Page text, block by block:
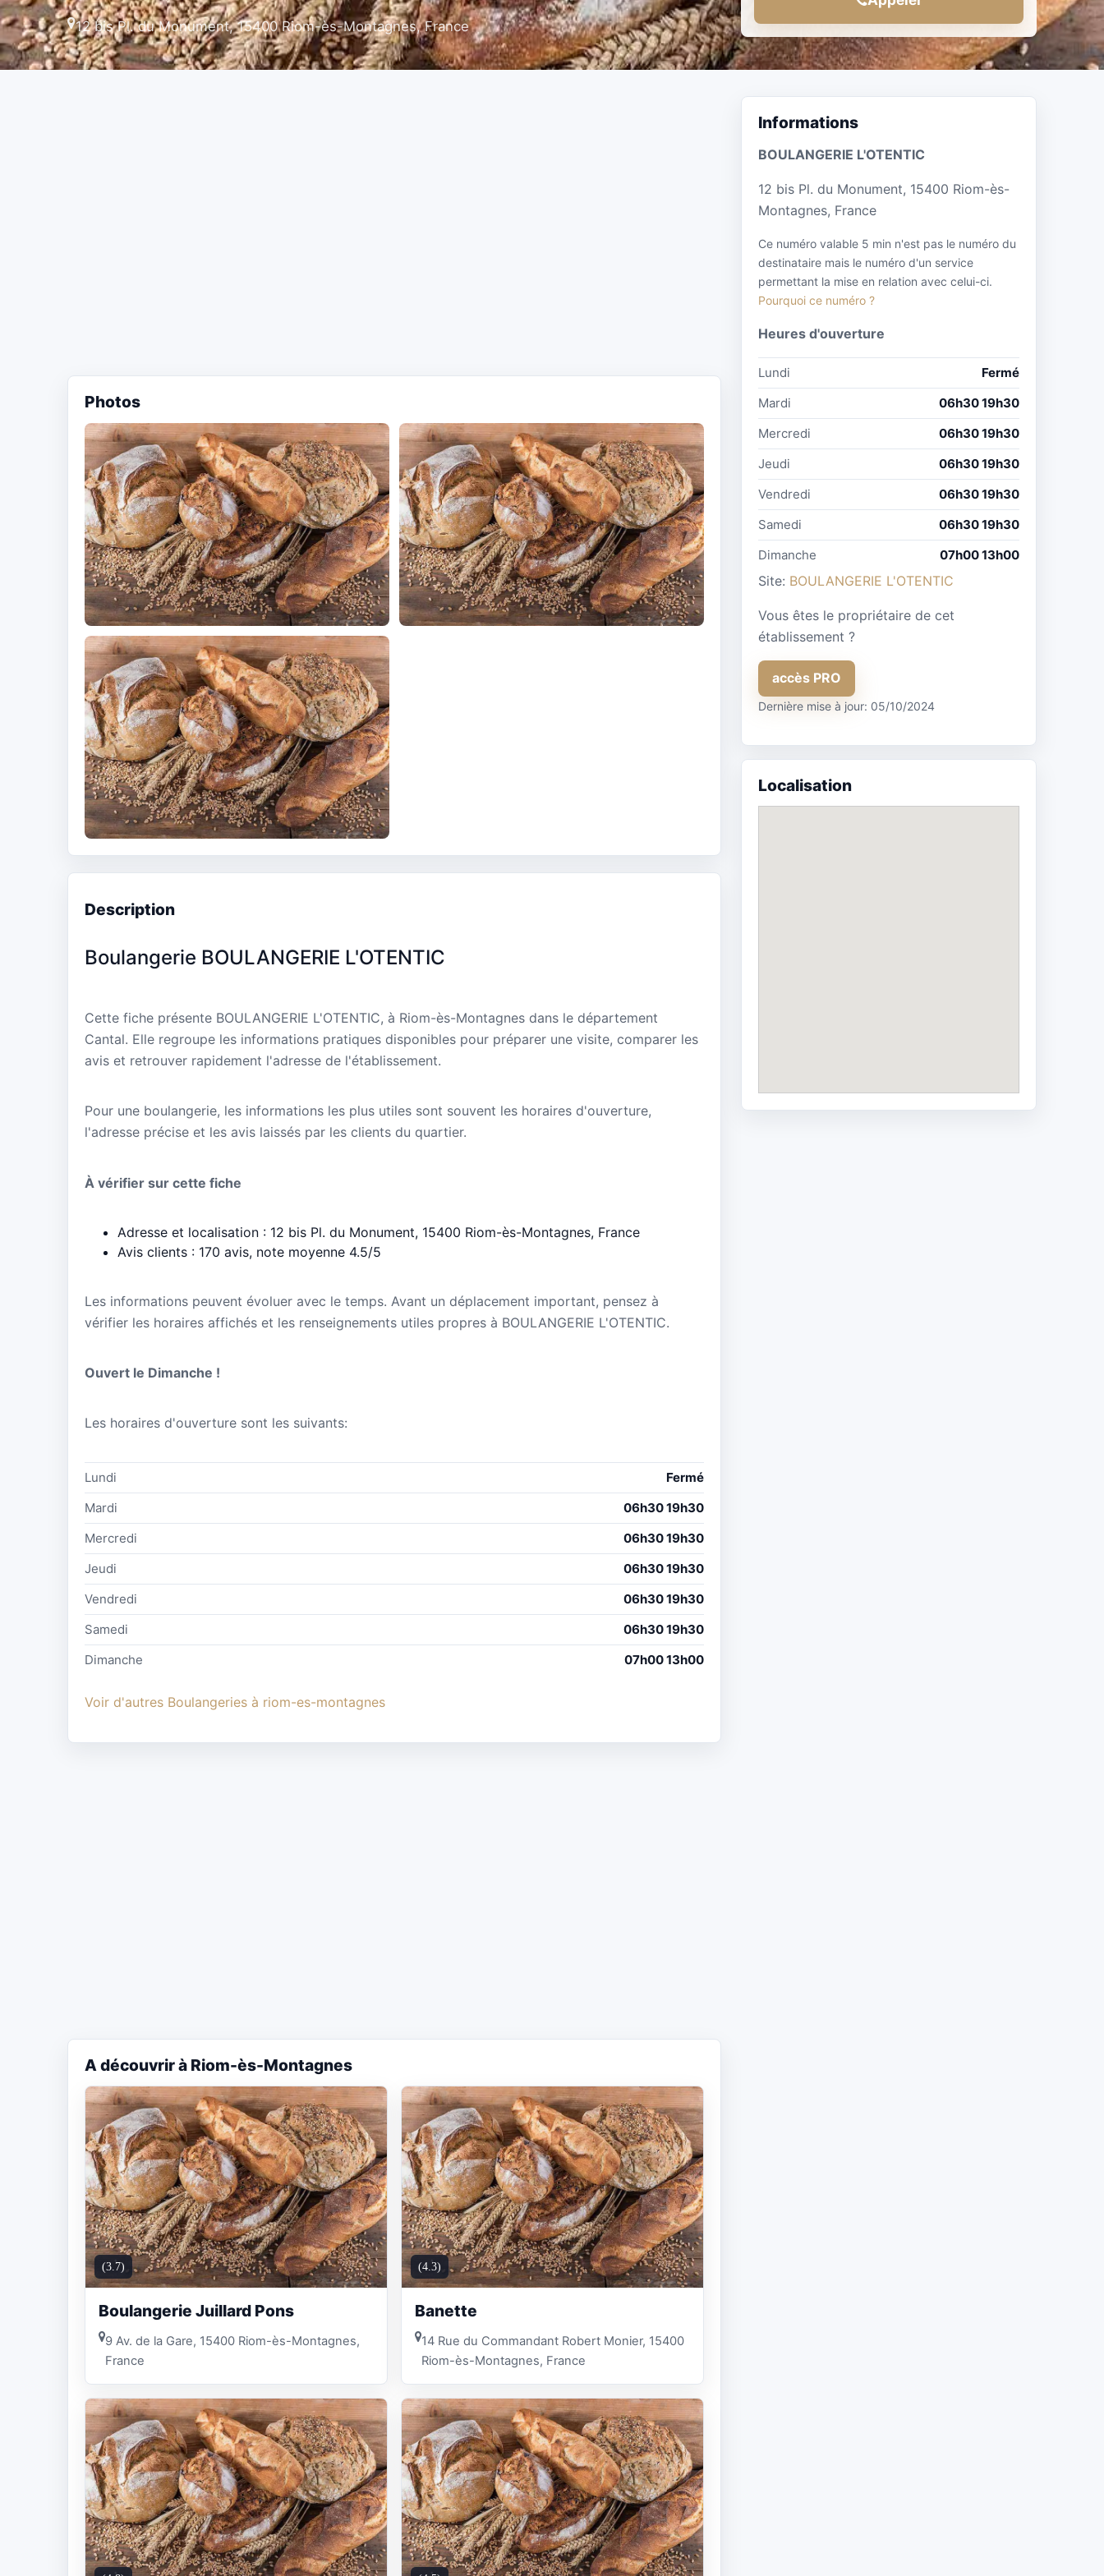
12 bis Pl. du Monument, 15400 Riom-ès-Montagnes, France
Photos
Description
Boulangerie BOULANGERIE L'OTENTIC
Cette fiche présente BOULANGERIE L'OTENTIC, à Riom-ès-Montagnes dans le département
Cantal. Elle regroupe les informations pratiques disponibles pour préparer une visite, comparer les
avis et retrouver rapidement l'adresse de l'établissement.
Pour une boulangerie, les informations les plus utiles sont souvent les horaires d'ouverture,
l'adresse précise et les avis laissés par les clients du quartier.
À vérifier sur cette fiche
Adresse et localisation : 12 bis Pl. du Monument, 15400 Riom-ès-Montagnes, France
Avis clients : 170 avis, note moyenne 4.5/5
Les informations peuvent évoluer avec le temps. Avant un déplacement important, pensez à
vérifier les horaires affichés et les renseignements utiles propres à BOULANGERIE L'OTENTIC.
Ouvert le Dimanche !
Les horaires d'ouverture sont les suivants:
Lundi
Fermé
Mardi
06h30 19h30
Mercredi
06h30 19h30
Jeudi
06h30 19h30
Vendredi
06h30 19h30
Samedi
06h30 19h30
Dimanche
07h00 13h00
Voir d'autres Boulangeries à riom-es-montagnes
A découvrir à Riom-ès-Montagnes
(3.7)
Boulangerie Juillard Pons
9 Av. de la Gare, 15400 Riom-ès-Montagnes,
France
(4.3)
Banette
14 Rue du Commandant Robert Monier, 15400
Riom-ès-Montagnes, France
Informations
BOULANGERIE L'OTENTIC
12 bis Pl. du Monument, 15400 Riom-ès-
Montagnes, France
Ce numéro valable 5 min n'est pas le numéro du
destinataire mais le numéro d'un service
permettant la mise en relation avec celui-ci.
Pourquoi ce numéro ?
Heures d'ouverture
Lundi
Fermé
Mardi
06h30 19h30
Mercredi
06h30 19h30
Jeudi
06h30 19h30
Vendredi
06h30 19h30
Samedi
06h30 19h30
Dimanche
07h00 13h00
Site: BOULANGERIE L'OTENTIC
Vous êtes le propriétaire de cet
établissement ?
accès PRO
Dernière mise à jour: 05/10/2024
Localisation